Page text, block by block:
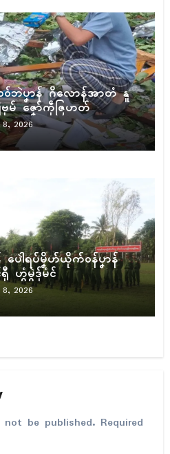
လဝ်ဘဲပၞာန် ဂိလောန်အာတံ နူ
မ် ဇၞော်ကဵုဇြဟတ်
2026
ပေါဲရပ်မၞိဟ်ယိုက်ဝန်ပၞာန်
ဟွံမွဲဒှ်မံၚ်
2026
not be published. Required